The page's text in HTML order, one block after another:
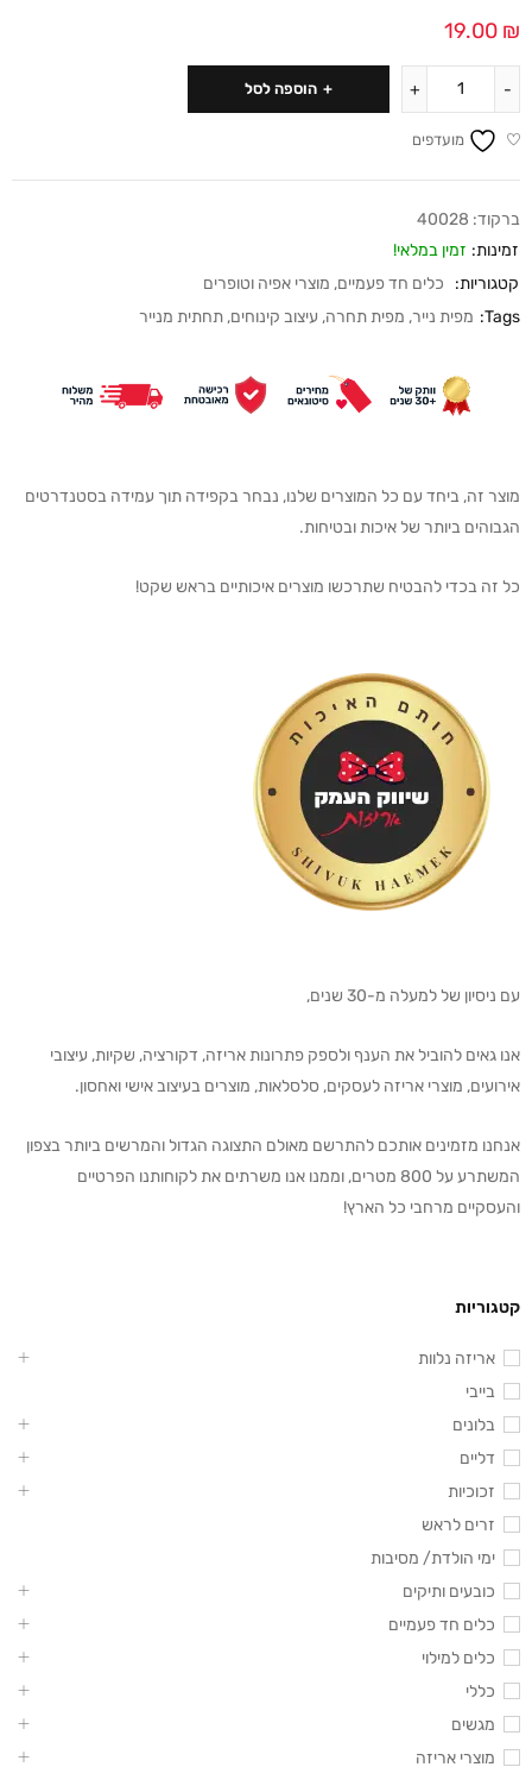
19.00 ₪
הוספה לסל
מועדפים
ברקוד: 40028
זמינות: זמין במלאי!
קטגוריות:
כלים חד פעמיים, מוצרי אפיה וטופרים
Tags: מפית נייר, מפית תחרה, עיצוב קינוחים, תחתית מנייר
מוצר זה, ביחד עם כל המוצרים שלנו, נבחר בקפידה תוך עמידה בסטנדרטים
הגבוהים ביותר של איכות ובטיחות.
כל זה בכדי להבטיח שתרכשו מוצרים איכותיים בראש שקט!
עם ניסיון של למעלה מ-30 שנים,
אנו גאים להוביל את הענף ולספק פתרונות אריזה, דקורציה, שקיות, עיצובי
אירועים, מוצרי אריזה לעסקים, סלסלאות, מוצרים בעיצוב אישי ואחסון.
אנחנו מזמינים אותכם להתרשם מאולם התצוגה הגדול והמרשים ביותר בצפון
המשתרע על 800 מטרים, וממנו אנו משרתים את לקוחותנו הפרטיים
והעסקיים מרחבי כל הארץ!
קטגוריות
אריזה נלוות
בייבי
בלונים
דליים
זכוכיות
זרים לראש
ימי הולדת/ מסיבות
כובעים ותיקים
כלים חד פעמיים
כלים למילוי
כללי
מגשים
מוצרי אריזה